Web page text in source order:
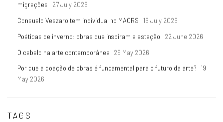
migrações
27 July 2026
Consuelo Veszaro tem individual no MACRS
16 July 2026
Poéticas de inverno: obras que inspiram a estação
22 June 2026
O cabelo na arte contemporânea
29 May 2026
Por que a doação de obras é fundamental para o futuro da arte? 19
May 2026
TAGS